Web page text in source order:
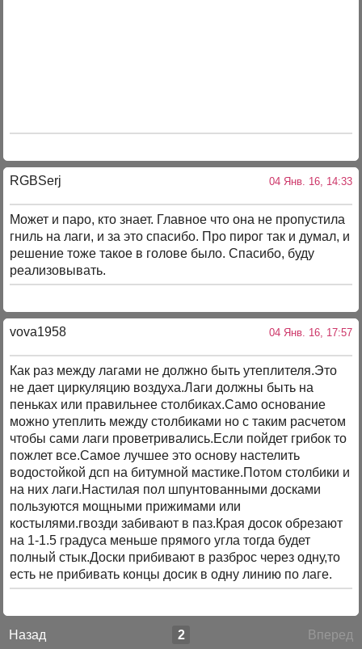
RGBSerj 04 Янв. 16, 14:33
Может и паро, кто знает. Главное что она не пропустила
гниль на лаги, и за это спасибо. Про пирог так и думал, и
решение тоже такое в голове было. Спасибо, буду
реализовывать.
vova1958 04 Янв. 16, 17:57
Как раз между лагами не должно быть утеплителя.Это
не дает циркуляцию воздуха.Лаги должны быть на
пеньках или правильнее столбиках.Само основание
можно утеплить между столбиками но с таким расчетом
чтобы сами лаги проветривались.Если пойдет грибок то
пожлет все.Самое лучшее это основу настелить
водостойкой дсп на битумной мастике.Потом столбики и
на них лаги.Настилая пол шпунтованными досками
пользуются мощными прижимами или
костылями.гвозди забивают в паз.Края досок обрезают
на 1-1.5 градуса меньше прямого угла тогда будет
полный стык.Доски прибивают в разброс через одну,то
есть не прибивать концы досик в одну линию по лаге.
Назад Вперед
2